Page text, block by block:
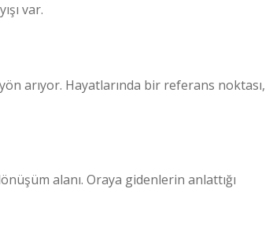
var.
arıyor. Hayatlarında bir referans noktası,
alanı. Oraya gidenlerin anlattığı